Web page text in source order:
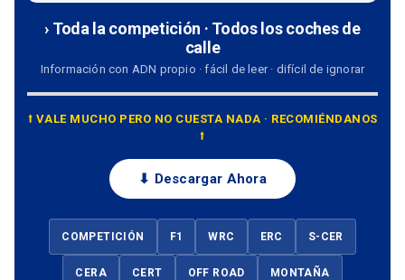
› Toda la competición · Todos los coches de
calle
Información con ADN propio · fácil de leer · difícil de ignorar
⭡ VALE MUCHO PERO NO CUESTA NADA · RECOMIÉNDANOS
⭡
⬇ Descargar Ahora
COMPETICIÓN F1 WRC ERC S-CER
CERA CERT OFF ROAD MONTAÑA